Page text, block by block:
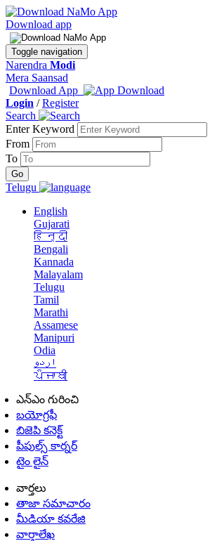
Download app
Toggle navigation
Narendra Modi
Mera Saansad
Download App
Login /Register
Search
Enter Keyword
From
To
Telugu
English
Gujarati
हिन्दी
Bengali
Kannada
Malayalam
Telugu
Tamil
Marathi
Assamese
Manipuri
Odia
اردو
ਪੰਜਾਬੀ
ఎన్ఎం గురించి
బయోగ్రఫీ
బిజెపి కనెక్ట్
పీపుల్స్ కార్నర్
టైం లైన్
వార్తలు
తాజా సమాచారం
మీడియా కవరేజి
వార్తాలేఖ